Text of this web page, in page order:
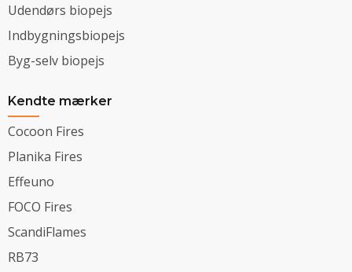
Udendørs biopejs
Indbygningsbiopejs
Byg-selv biopejs
Kendte mærker
Cocoon Fires
Planika Fires
Effeuno
FOCO Fires
ScandiFlames
RB73